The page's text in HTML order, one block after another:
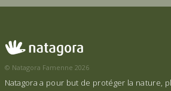
© Natagora Famenne 2026
Natagora a pour but de protéger la nature,